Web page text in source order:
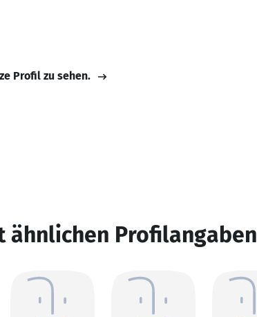
Profil zu sehen.
ähnlichen Profilangaben